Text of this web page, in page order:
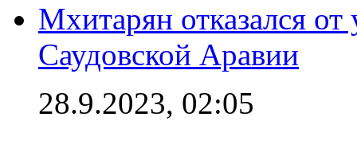
Мхитарян отказался от
Саудовской Аравии
28.9.2023, 02:05